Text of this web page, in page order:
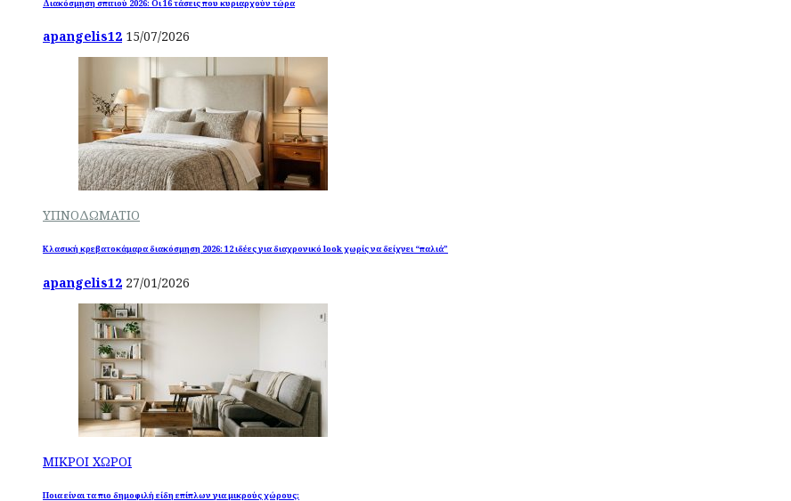
Διακόσμηση σπιτιού 2026: Οι 16 τάσεις που κυριαρχούν τώρα
apangelis12 15/07/2026
ΥΠΝΟΔΩΜΑΤΙΟ
Κλασική κρεβατοκάμαρα διακόσμηση 2026: 12 ιδέες για διαχρονικό look χωρίς να δείχνει “παλιά”
apangelis12 27/01/2026
ΜΙΚΡΟΙ ΧΩΡΟΙ
Ποια είναι τα πιο δημοφιλή είδη επίπλων για μικρούς χώρους;